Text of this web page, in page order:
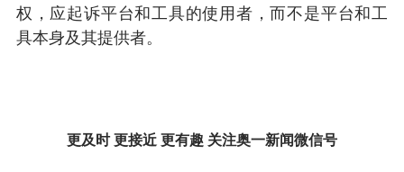
权，应起诉平台和工具的使用者，而不是平台和工
具本身及其提供者。
更及时 更接近 更有趣 关注奥一新闻微信号